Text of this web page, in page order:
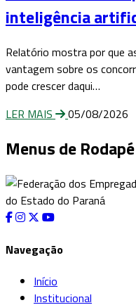
inteligência
Relatório mostra por que
vantagem sobre os
pode crescer daqui…
LER MAIS
05/08/2026
Menus de Rodapé
Navegação
Início
Institucional